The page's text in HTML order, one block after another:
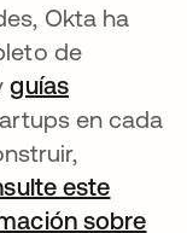
Okta ha
de
guíasse abre
en cada
este
sobre